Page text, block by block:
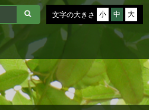
文字の大きさ 小 中 大